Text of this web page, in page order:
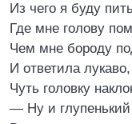
Из чего я буду
Где мне голову
Чем мне бороду
И ответила лукаво,
Чуть головку
— Ну и